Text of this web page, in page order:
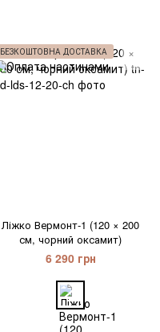
БЕЗКОШТОВНА ДОСТАВКА
Ліжко Вермонт-1 (120 × 200
см, чорний оксамит)
6 290 грн